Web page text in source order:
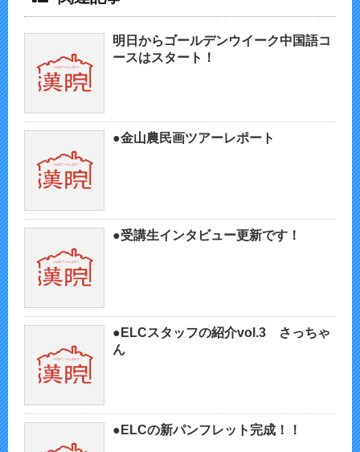
明日からゴールデンウイーク中国語コ
ースはスタート！
●金山農民画ツアーレポート
●受講生インタビュー更新です！
●ELCスタッフの紹介vol.3 さっちゃ
ん
●ELCの新パンフレット完成！！